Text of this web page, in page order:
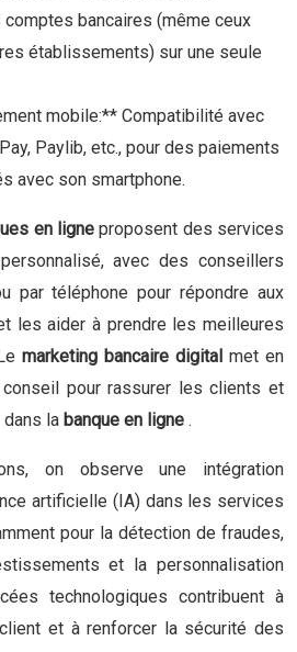
bancaires (même ceux
établissements) sur une seule
mobile:** Compatibilité avec
Paylib, etc., pour des paiements
avec son smartphone.
en ligneproposent des services
avec des conseillers
par téléphone pour répondre aux
les aider à prendre les meilleures
marketing bancaire digital met en
pour rassurer les clients et
la banque en ligne .
on observe une intégration
artificielle (IA) dans les services
pour la détection de fraudes,
et la personnalisation
technologiques contribuent à
et à renforcer la sécurité des